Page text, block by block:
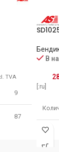
TVA
9
87
В
[:ru]